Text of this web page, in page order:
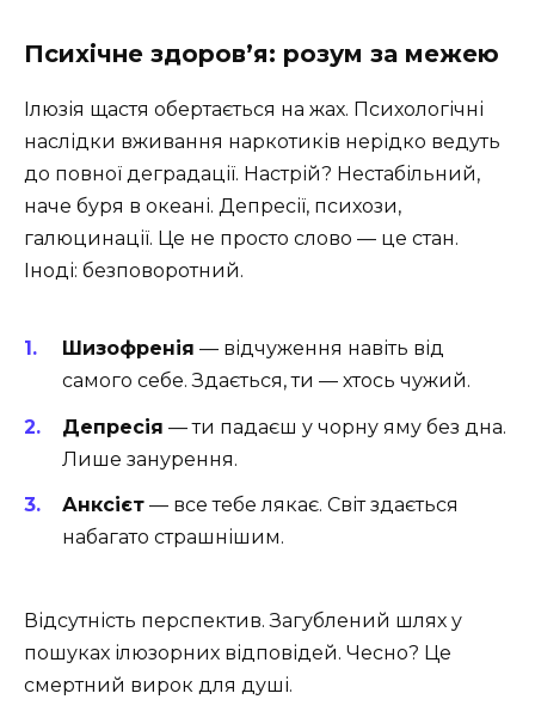
Психічне здоров’я: розум за межею
Ілюзія щастя обертається на жах. Психологічні
наслідки вживання наркотиків нерідко ведуть
до повної деградації. Настрій? Нестабільний,
наче буря в океані. Депресії, психози,
галюцинації. Це не просто слово — це стан.
Іноді: безповоротний.
Шизофренія — відчуження навіть від
самого себе. Здається, ти — хтось чужий.
Депресія — ти падаєш у чорну яму без дна.
Лише занурення.
Анксієт — все тебе лякає. Світ здається
набагато страшнішим.
Відсутність перспектив. Загублений шлях у
пошуках ілюзорних відповідей. Чесно? Це
смертний вирок для душі.